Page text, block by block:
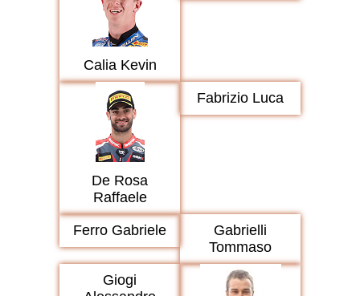
Calia Kevin
De Rosa
Raffaele
Fabrizio Luca
Ferro Gabriele
Gabrielli
Tommaso
Giogi